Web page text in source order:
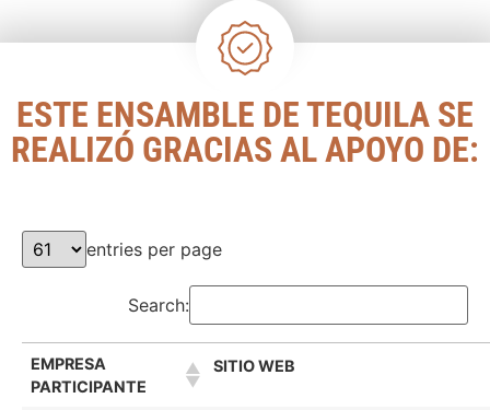
ESTE ENSAMBLE DE TEQUILA SE
REALIZÓ GRACIAS AL APOYO DE:
entries per page
Search:
EMPRESA
PARTICIPANTE
SITIO WEB